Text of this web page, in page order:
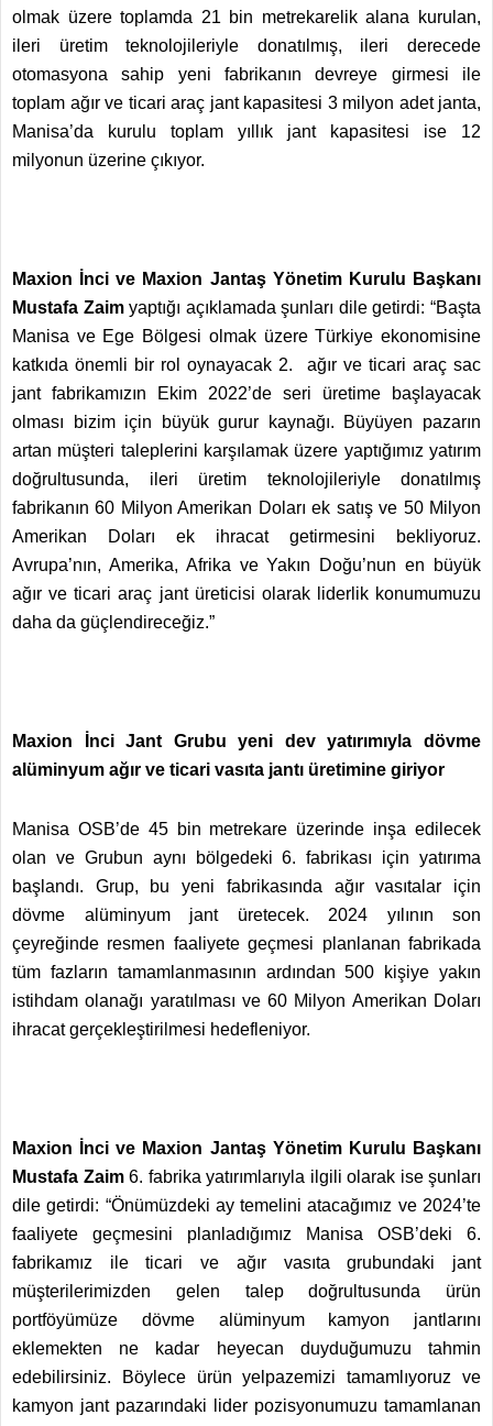
olmak üzere toplamda 21 bin metrekarelik alana kurulan,
ileri üretim teknolojileriyle donatılmış, ileri derecede
otomasyona sahip yeni fabrikanın devreye girmesi ile
toplam ağır ve ticari araç jant kapasitesi 3 milyon adet janta,
Manisa’da kurulu toplam yıllık jant kapasitesi ise 12
milyonun üzerine çıkıyor.
Maxion İnci ve Maxion Jantaş Yönetim Kurulu Başkanı
Mustafa Zaimyaptığı açıklamada şunları dile getirdi: “Başta
Manisa ve Ege Bölgesi olmak üzere Türkiye ekonomisine
katkıda önemli bir rol oynayacak 2. ağır ve ticari araç sac
jant fabrikamızın Ekim 2022’de seri üretime başlayacak
olması bizim için büyük gurur kaynağı. Büyüyen pazarın
artan müşteri taleplerini karşılamak üzere yaptığımız yatırım
doğrultusunda, ileri üretim teknolojileriyle donatılmış
fabrikanın 60 Milyon Amerikan Doları ek satış ve 50 Milyon
Amerikan Doları ek ihracat getirmesini bekliyoruz.
Avrupa’nın, Amerika, Afrika ve Yakın Doğu’nun en büyük
ağır ve ticari araç jant üreticisi olarak liderlik konumumuzu
daha da güçlendireceğiz.”
Maxion İnci Jant Grubu yeni dev yatırımıyla dövme
alüminyum ağır ve ticari vasıta jantı üretimine giriyor
Manisa OSB’de 45 bin metrekare üzerinde inşa edilecek
olan ve Grubun aynı bölgedeki 6. fabrikası için yatırıma
başlandı. Grup, bu yeni fabrikasında ağır vasıtalar için
dövme alüminyum jant üretecek. 2024 yılının son
çeyreğinde resmen faaliyete geçmesi planlanan fabrikada
tüm fazların tamamlanmasının ardından 500 kişiye yakın
istihdam olanağı yaratılması ve 60 Milyon Amerikan Doları
ihracat gerçekleştirilmesi hedefleniyor.
Maxion İnci ve Maxion Jantaş Yönetim Kurulu Başkanı
Mustafa Zaim6. fabrika yatırımlarıyla ilgili olarak ise şunları
dile getirdi: “Önümüzdeki ay temelini atacağımız ve 2024’te
faaliyete geçmesini planladığımız Manisa OSB’deki 6.
fabrikamız ile ticari ve ağır vasıta grubundaki jant
müşterilerimizden gelen talep doğrultusunda ürün
portföyümüze dövme alüminyum kamyon jantlarını
eklemekten ne kadar heyecan duyduğumuzu tahmin
edebilirsiniz. Böylece ürün yelpazemizi tamamlıyoruz ve
kamyon jant pazarındaki lider pozisyonumuzu tamamlanan